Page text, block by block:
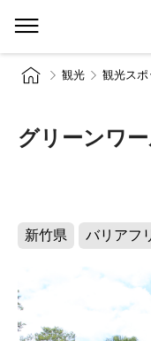
観光 観光スポ
グリーンワ
新竹県 バリアフ